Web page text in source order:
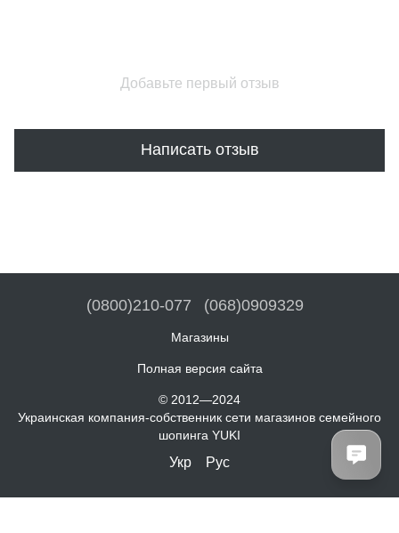
Добавьте первый отзыв
Написать отзыв
(0800)210-077 (068)0909329
Магазины
Полная версия сайта
© 2012—2024
Украинская компания-собственник сети магазинов семейного
шопинга YUKI
Укр Рус